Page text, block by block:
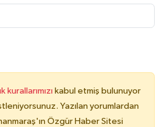
kurallarımızı kabul etmiş bulunuyor
Yazılan yorumlardan
Özgür Haber Sitesi